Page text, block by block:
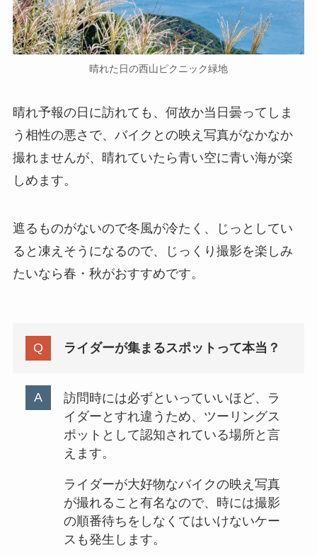
晴れた日の西山ピクニック緑地
晴れ予報の日に訪れても、何故か当日曇ってしま
う相性の悪さで、バイクとの映え写真がなかなか
撮れませんが、晴れていたら青い空に青い海が楽
しめます。
遮るものがないので冬風が冷たく、じっとしてい
ると凍えそうになるので、じっくり撮影を楽しみ
たいなら春・秋がおすすめです。
ライダーが集まるスポットって本当？
訪問時には必ずといっていいほど、ラ
イダーとすれ違うため、ツーリングス
ポットとして認知されている場所と言
えます。
ライダーが大好物なバイクの映え写真
が撮れること有名なので、時には撮影
の順番待ちをしなくてはいけないケー
スも発生します。